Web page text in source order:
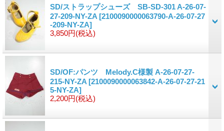
SD/ストラップシューズ SB-SD-301 A-26-07-
27-209-NY-ZA [2100090000063790-A-26-07-27
-209-NY-ZA]
3,850円(税込)
SD/OF:パンツ Melody.C様製 A-26-07-27-
215-NY-ZA [2100090000063842-A-26-07-27-21
5-NY-ZA]
2,200円(税込)